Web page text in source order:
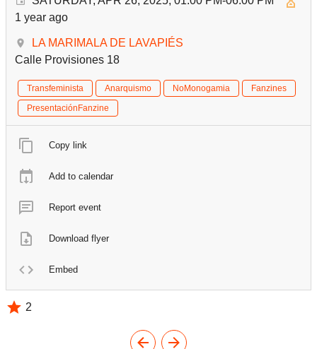
1 year ago
LA MARIMALA DE LAVAPIÉS
Calle Provisiones 18
Transfeminista Anarquismo NoMonogamia
Fanzines
PresentaciónFanzine
Copy link
Add to calendar
Report event
Download flyer
Embed
2